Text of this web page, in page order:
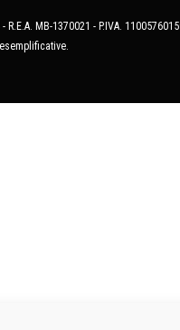
MB-1370021 - P.IVA.